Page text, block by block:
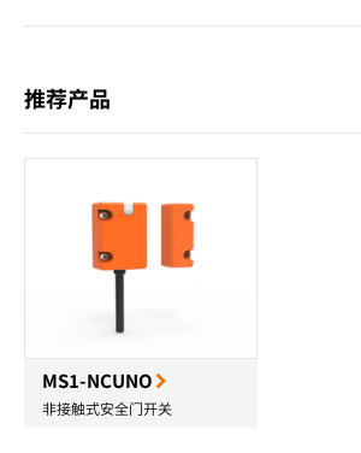
推荐产品
MS1-NCUNO
非接触式安全门开关